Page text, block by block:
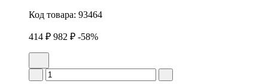
Код товара: 93464
414 ₽ 982 ₽ -58%